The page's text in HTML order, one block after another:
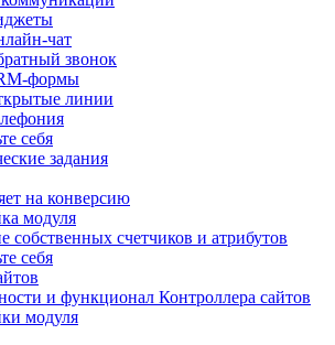
чат
звонок
формы
линии
себя
задания
на конверсию
модуля
собственных счетчиков и атрибутов
себя
и функционал Контроллера сайтов
модуля